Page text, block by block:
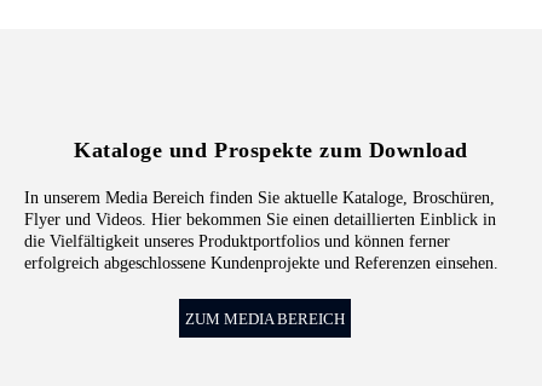
Kataloge und Prospekte zum Download
In unserem Media Bereich finden Sie aktuelle Kataloge, Broschüren,
Flyer und Videos. Hier bekommen Sie einen detaillierten Einblick in
die Vielfältigkeit unseres Produktportfolios und können ferner
erfolgreich abgeschlossene Kundenprojekte und Referenzen einsehen.
ZUM MEDIA BEREICH